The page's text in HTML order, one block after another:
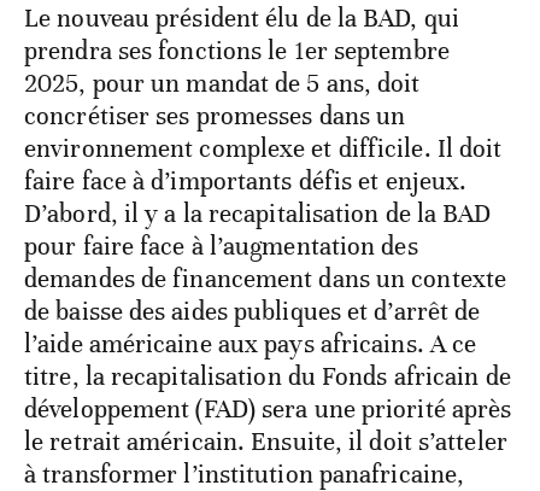
Le nouveau président élu de la BAD, qui
prendra ses fonctions le 1er septembre
2025, pour un mandat de 5 ans, doit
concrétiser ses promesses dans un
environnement complexe et difficile. Il doit
faire face à d’importants défis et enjeux.
D’abord, il y a la recapitalisation de la BAD
pour faire face à l’augmentation des
demandes de financement dans un contexte
de baisse des aides publiques et d’arrêt de
l’aide américaine aux pays africains. A ce
titre, la recapitalisation du Fonds africain de
développement (FAD) sera une priorité après
le retrait américain. Ensuite, il doit s’atteler
à transformer l’institution panafricaine,